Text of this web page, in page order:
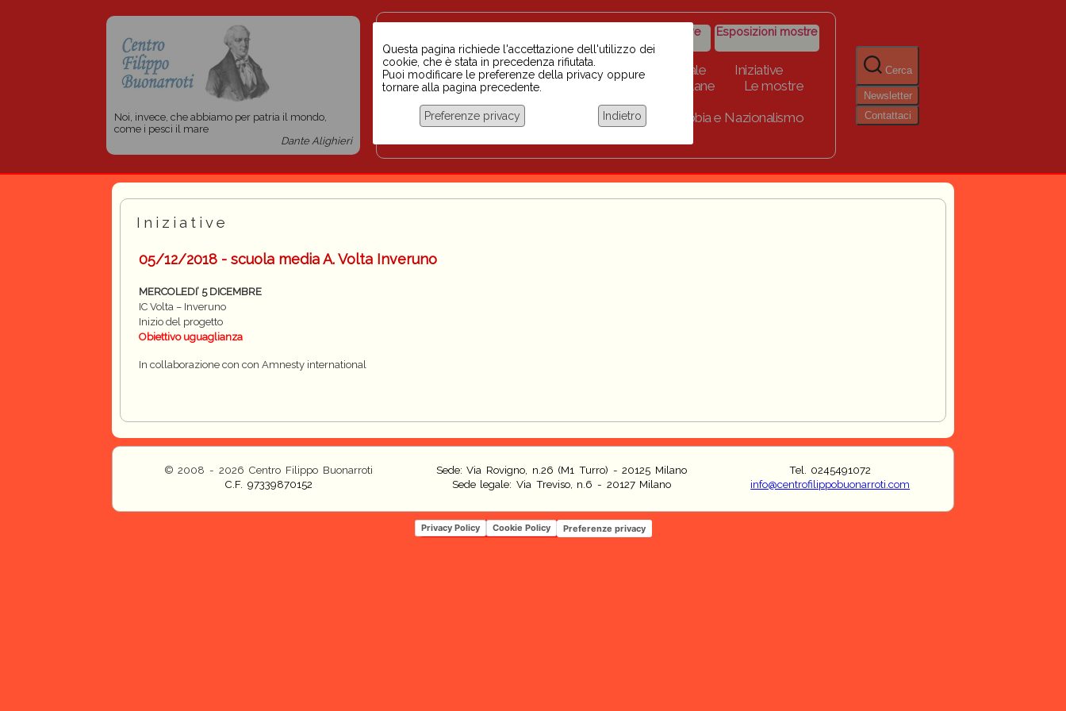
Noi, invece, che abbiamo per patria il mondo,
come i pesci il mare
Dante Alighieri
razzismo
iniziative
Storico iniziative Esposizioni mostre
Home Scuola BINARI Biblioteca digitale
Iniziative
Progetti per le scuole 2023-2024
Link Collane
Le mostre
Chi siamo
Coordinamento Docenti contro Razzismo, Xenofobia e Nazionalismo
Cerca
Newsletter
Contattaci
Questa pagina richiede l'accettazione dell'utilizzo dei
cookie, che è stata in precedenza rifiutata.
Puoi modificare le preferenze della privacy oppure
tornare alla pagina precedente.
Preferenze privacy Indietro
Iniziative
05/12/2018 - scuola media A. Volta Inveruno
MERCOLEDI’ 5 DICEMBRE
IC Volta – Inveruno
Inizio del progetto
Obiettivo uguaglianza
In collaborazione con con Amnesty international
© 2008 - 2026 Centro Filippo Buonarroti
C.F. 97339870152
Sede: Via Rovigno, n.26 (M1 Turro) - 20125 Milano
Sede legale: Via Treviso, n.6 - 20127 Milano
Tel. 0245491072
info@centrofilippobuonarroti.com
Privacy Policy Cookie Policy Preferenze privacy